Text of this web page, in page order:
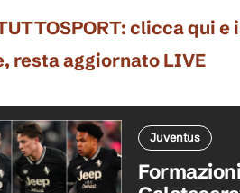
clicca qui
resta aggiornato LIVE
Juventus